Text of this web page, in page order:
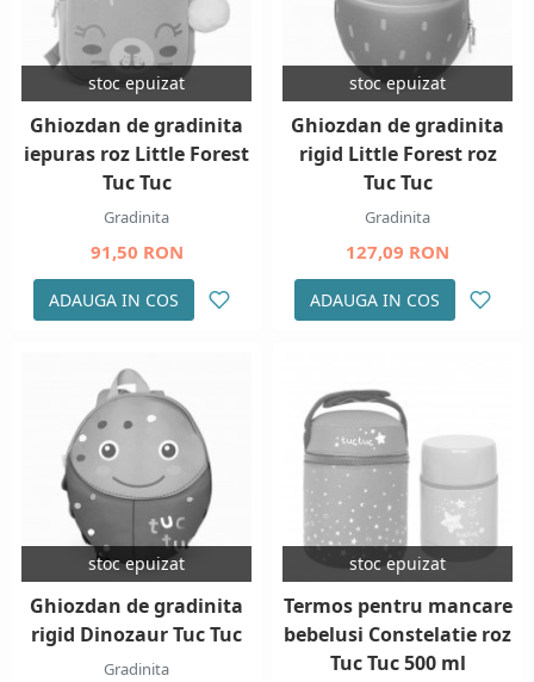
stoc epuizat
Ghiozdan de gradinita
iepuras roz Little Forest
Tuc Tuc
Gradinita
91,50 RON
ADAUGA IN COS
stoc epuizat
Ghiozdan de gradinita
rigid Little Forest roz
Tuc Tuc
Gradinita
127,09 RON
ADAUGA IN COS
stoc epuizat
Ghiozdan de gradinita
rigid Dinozaur Tuc Tuc
Gradinita
stoc epuizat
Termos pentru mancare
bebelusi Constelatie roz
Tuc Tuc 500 ml